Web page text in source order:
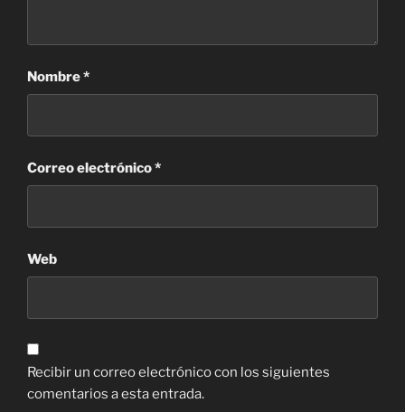
Nombre*
Correo electrónico*
Web
Recibir un correo electrónico con los siguientes
comentarios a esta entrada.